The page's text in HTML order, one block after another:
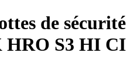
de sécurité
HRO S3 HI CI